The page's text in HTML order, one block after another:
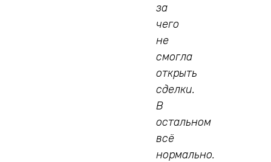
за
чего
не
смогла
открыть
сделки.
В
остальном
всё
нормально.